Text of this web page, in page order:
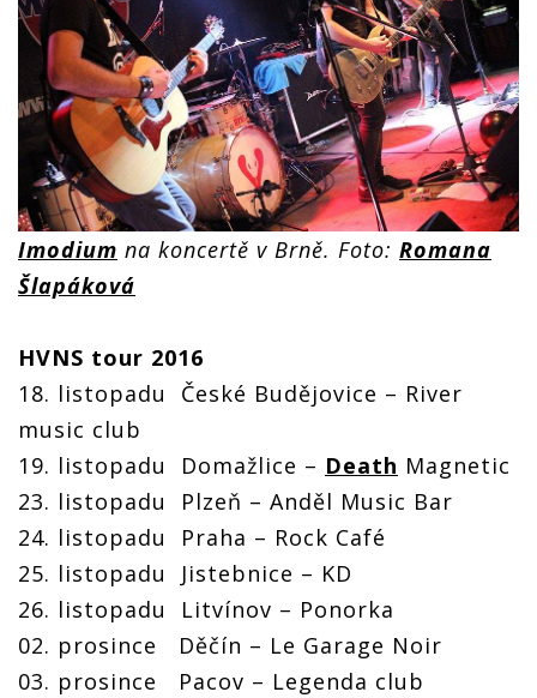
Imodium na koncertě v Brně. Foto: Romana
Šlapáková
HVNS tour 2016
18. listopadu České Budějovice – River
music club
19. listopadu Domažlice – Death Magnetic
23. listopadu Plzeň – Anděl Music Bar
24. listopadu Praha – Rock Café
25. listopadu Jistebnice – KD
26. listopadu Litvínov – Ponorka
02. prosince Děčín – Le Garage Noir
03. prosince Pacov – Legenda club